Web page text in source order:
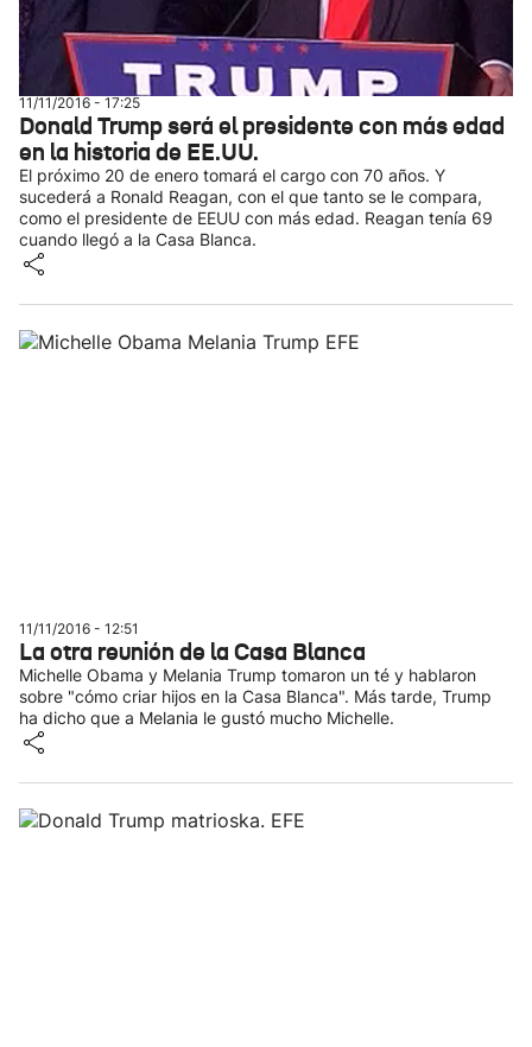
11/11/2016 - 17:25
Donald Trump será el presidente con más edad
en la historia de EE.UU.
El próximo 20 de enero tomará el cargo con 70 años. Y
sucederá a Ronald Reagan, con el que tanto se le compara,
como el presidente de EEUU con más edad. Reagan tenía 69
cuando llegó a la Casa Blanca.
11/11/2016 - 12:51
La otra reunión de la Casa Blanca
Michelle Obama y Melania Trump tomaron un té y hablaron
sobre "cómo criar hijos en la Casa Blanca". Más tarde, Trump
ha dicho que a Melania le gustó mucho Michelle.